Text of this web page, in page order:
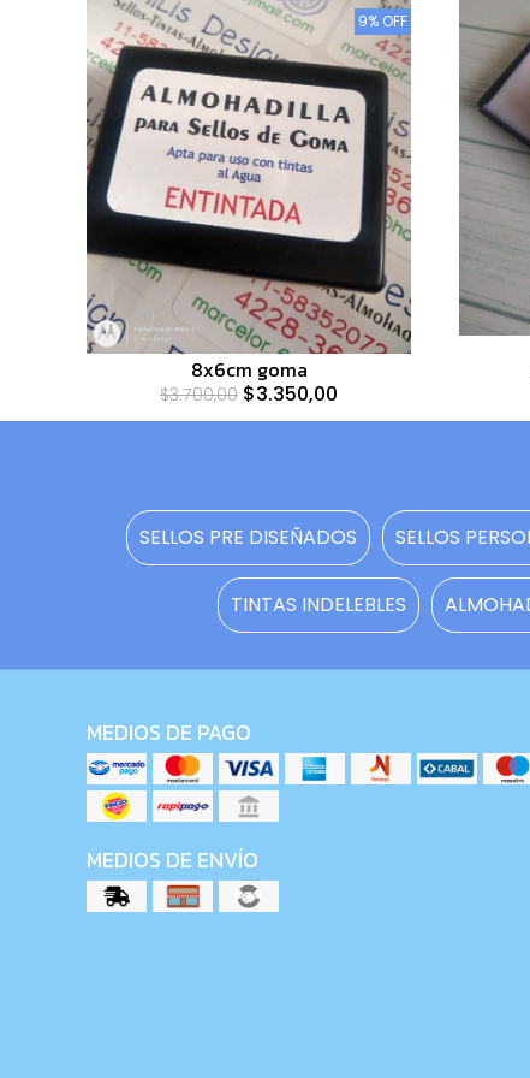
9% OFF
8x6cm goma
$3.700,00 $3.350,00
SELLOS PRE DISEÑADOS SELLOS
TINTAS INDELEBLES
MEDIOS DE PAGO
MEDIOS DE ENVÍO